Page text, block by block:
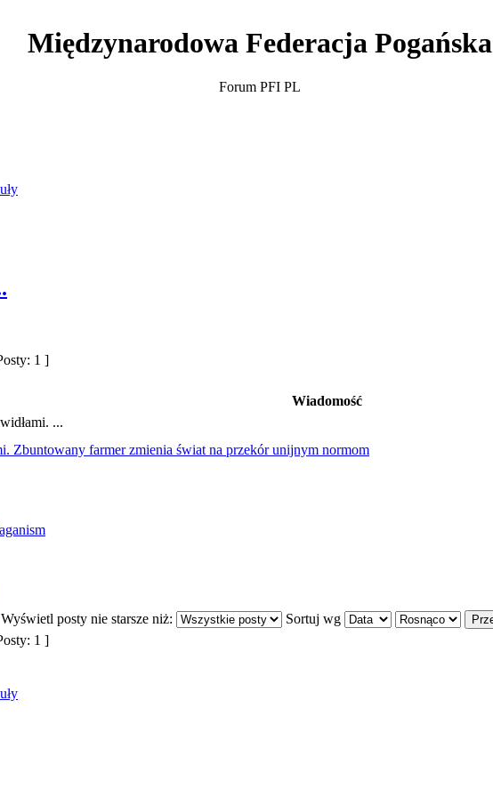
Międzynarodowa Federacja Pogańska
Forum PFI PL
1 ]
Wiadomość
...
Zbuntowany farmer zmienia świat na przekór unijnym normom
Wyświetl posty nie starsze niż:
Sortuj wg
1 ]